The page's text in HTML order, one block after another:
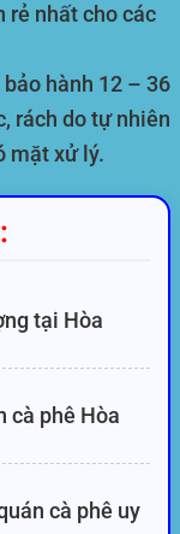
rẻ nhất cho các
bảo hành 12 – 36
rách do tự nhiên
mặt xử lý.
tại Hòa
cà phê Hòa
cà phê uy